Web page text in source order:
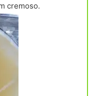
cremoso.